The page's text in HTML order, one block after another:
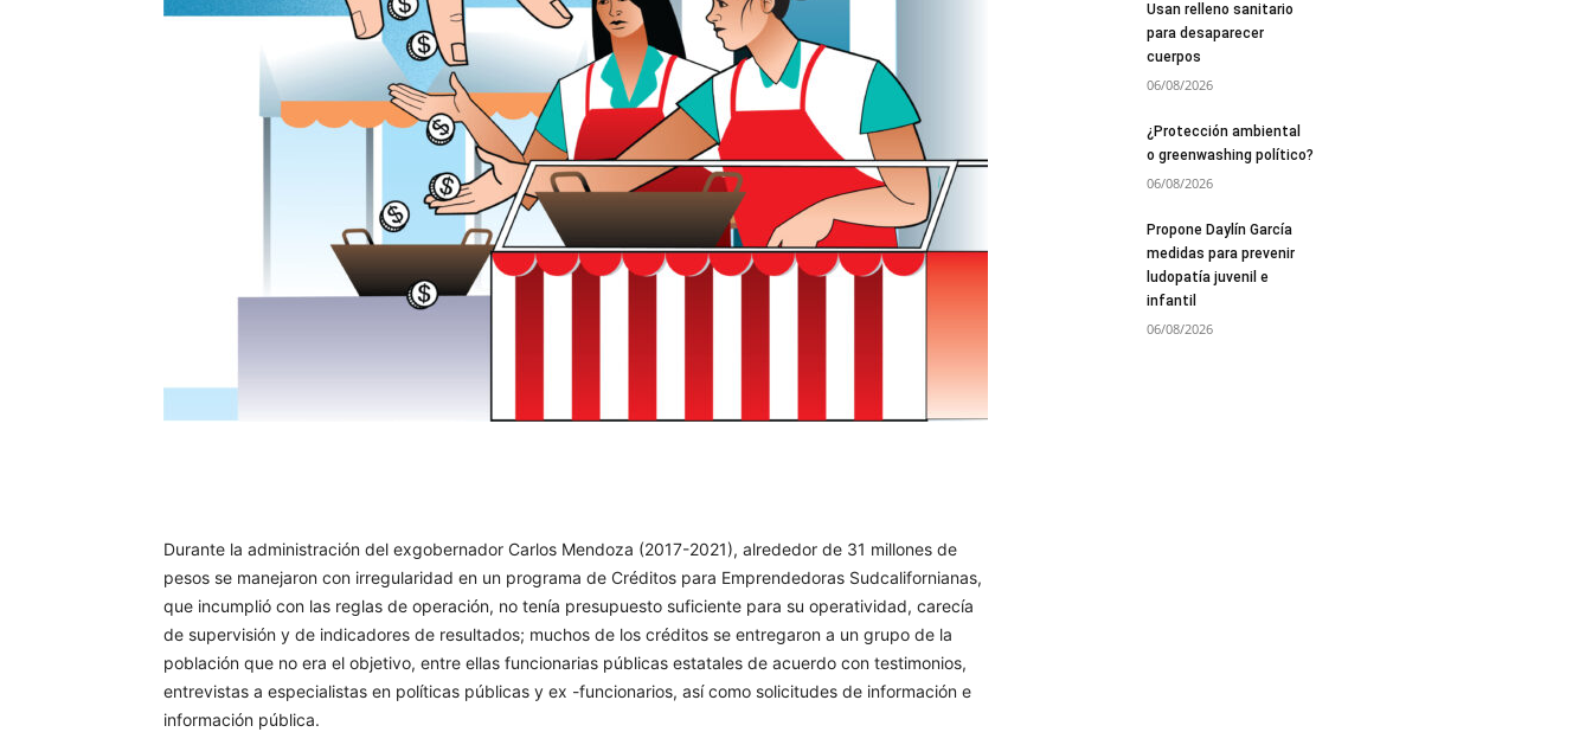
Durante la administración del exgobernador Carlos Mendoza (2017-2021), alrededor de 31 millones de
pesos se manejaron con irregularidad en un programa de Créditos para Emprendedoras Sudcalifornianas,
que incumplió con las reglas de operación, no tenía presupuesto suficiente para su operatividad, carecía
de supervisión y de indicadores de resultados; muchos de los créditos se entregaron a un grupo de la
población que no era el objetivo, entre ellas funcionarias públicas estatales de acuerdo con testimonios,
entrevistas a especialistas en políticas públicas y ex -funcionarios, así como solicitudes de información e
información pública.
Usan relleno sanitario
para desaparecer
cuerpos
06/08/2026
¿Protección ambiental
o greenwashing político?
06/08/2026
Propone Daylín García
medidas para prevenir
ludopatía juvenil e
infantil
06/08/2026